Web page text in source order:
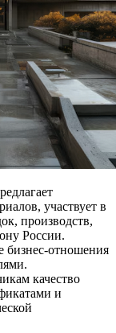
участвует в
производств,
России.
бизнес-отношения
качество
и